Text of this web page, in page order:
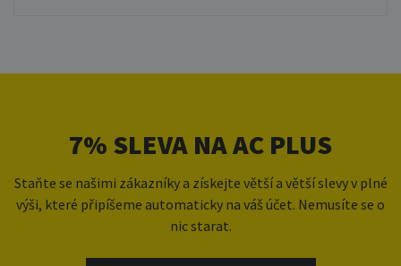
7% SLEVA NA AC PLUS
Staňte se našimi zákazníky a získejte větší a větší slevy v plné
výši, které připíšeme automaticky na váš účet. Nemusíte se o
nic starat.